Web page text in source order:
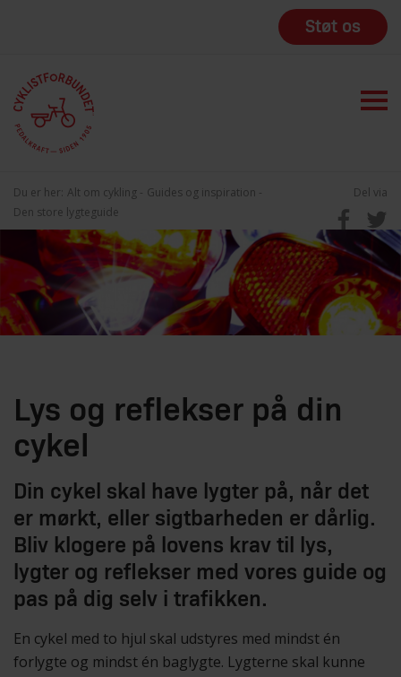
Støt os
Du er her: Alt om cykling
Guides og inspiration
Den store lygteguide
Del via
Lys og reflekser på din
cykel
Din cykel skal have lygter på, når det
er mørkt, eller sigtbarheden er dårlig.
Bliv klogere på lovens krav til lys,
lygter og reflekser med vores guide og
pas på dig selv i trafikken.
En cykel med to hjul skal udstyres med mindst én
forlygte og mindst én baglygte. Lygterne skal kunne